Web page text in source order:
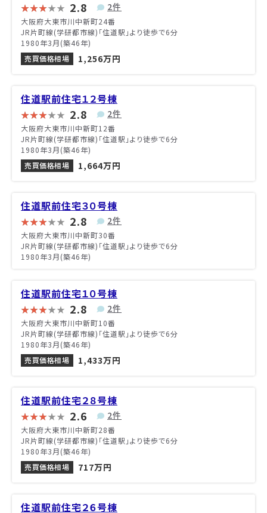
2.8 2件
大阪府大東市川中新町24番
JR片町線(学研都市線)「住道駅」より徒歩で6分
1980年3月(築46年)
売買価格相場
1,256万円
住道駅前住宅１２号棟
2.8 2件
大阪府大東市川中新町12番
JR片町線(学研都市線)「住道駅」より徒歩で6分
1980年3月(築46年)
売買価格相場
1,664万円
住道駅前住宅３０号棟
2.8 2件
大阪府大東市川中新町30番
JR片町線(学研都市線)「住道駅」より徒歩で6分
1980年3月(築46年)
住道駅前住宅１０号棟
2.8 2件
大阪府大東市川中新町10番
JR片町線(学研都市線)「住道駅」より徒歩で6分
1980年3月(築46年)
売買価格相場
1,433万円
住道駅前住宅２８号棟
2.6 2件
大阪府大東市川中新町28番
JR片町線(学研都市線)「住道駅」より徒歩で6分
1980年3月(築46年)
売買価格相場
717万円
住道駅前住宅２６号棟